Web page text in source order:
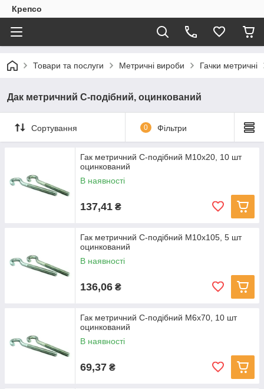
Крепсо
Товари та послуги Метричні вироби Гачки метричні
Дак метричний С-подібний, оцинкований
Сортування 0 Фільтри
Гак метричний С-подібний M10х20, 10 шт
оцинкований
В наявності
137,41 ₴
Гак метричний С-подібний M10x105, 5 шт
оцинкований
В наявності
136,06 ₴
Гак метричний С-подібний M6x70, 10 шт
оцинкований
В наявності
69,37 ₴